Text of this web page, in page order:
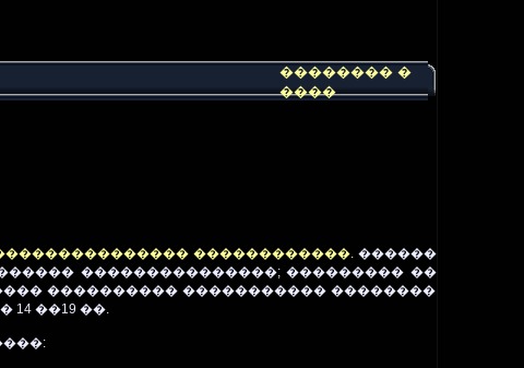
�������� �
����
������������. ������
���������������; ��������� ��
���������� ����������� ��������
��19 ��.